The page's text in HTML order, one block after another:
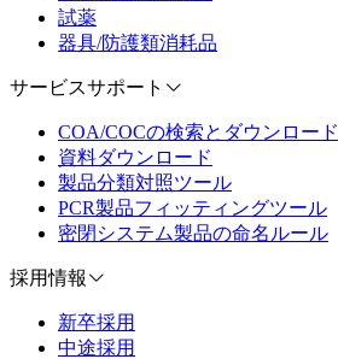
試薬
器具/防護類消耗品
サービスサポート
COA/COCの検索とダウンロード
資料ダウンロード
製品分類対照ツール
PCR製品フィッティングツール
密閉システム製品の命名ルール
採用情報
新卒採用
中途採用